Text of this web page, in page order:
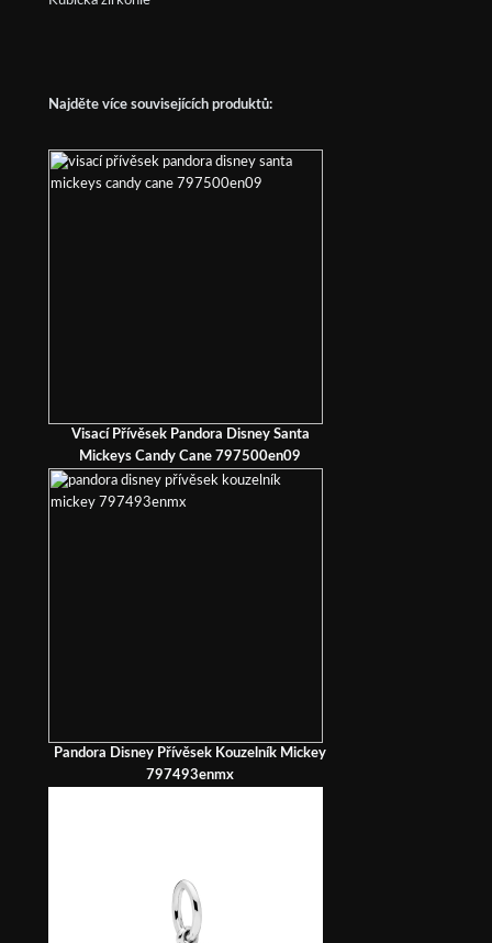
Najděte více souvisejících produktů:
Visací Přívěsek Pandora Disney Santa
Mickeys Candy Cane 797500en09
Pandora Disney Přívěsek Kouzelník Mickey
797493enmx